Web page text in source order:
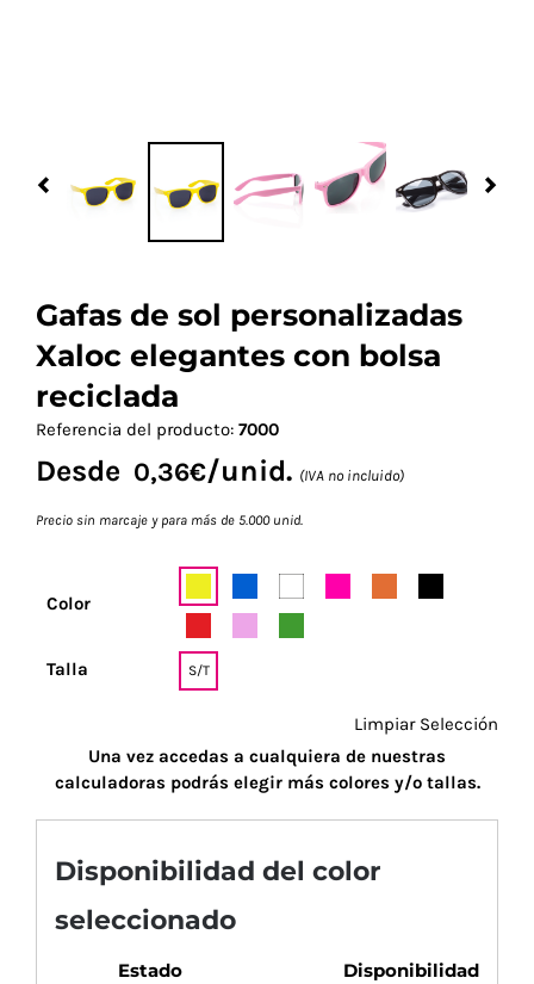
Previous
Gafas de sol personalizadas
Xaloc elegantes con bolsa
reciclada
Referencia del producto: 7000
Desde 0,36€/unid. (IVA no incluido)
Precio sin marcaje y para más de 5.000 unid.
Color
Talla S/T
Limpiar Selección
Una vez accedas a cualquiera de nuestras
calculadoras podrás elegir más colores y/o tallas.
Disponibilidad del color
seleccionado
Estado Disponibilidad